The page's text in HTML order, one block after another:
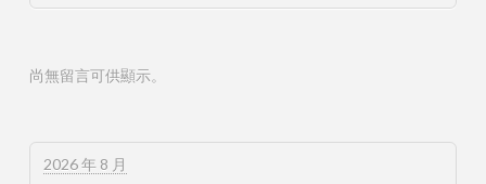
尚無留言可供顯示。
2026 年 8 月